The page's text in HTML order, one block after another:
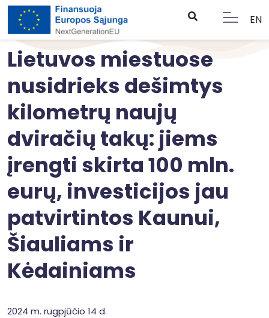
EN
Lietuvos miestuose
nusidrieks dešimtys
kilometrų naujų
dviračių takų: jiems
įrengti skirta 100 mln.
eurų, investicijos jau
patvirtintos Kaunui,
Šiauliams ir
Kėdainiams
2024 m. rugpjūčio 14 d.